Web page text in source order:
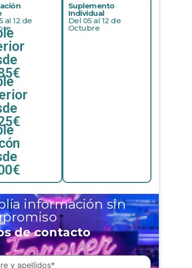
al 12 de
Suplemento
Individual
Del 05 al 12 de
Octubre
información sin
de contacto